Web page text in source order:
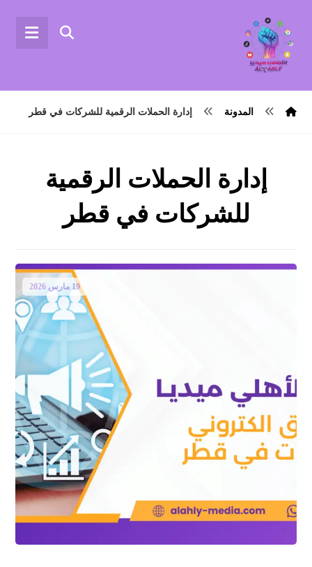
المدونة إدارة الحملات الرقمية للشركات في قطر
إدارة الحملات الرقمية
للشركات في قطر
19 مارس 2026